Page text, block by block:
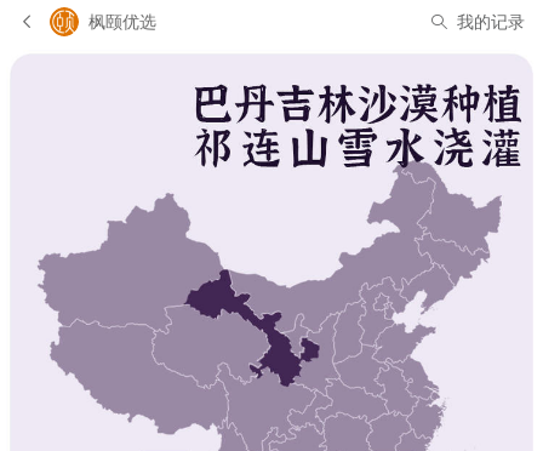
枫颐优选 我的记录